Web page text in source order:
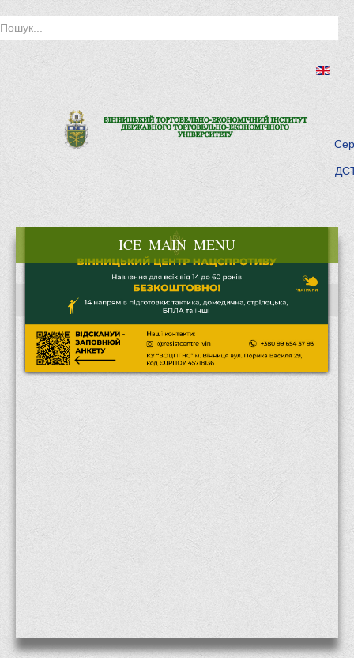
ICE_MAIN_MENU
Історія інституту
Інститут сьогодні
Місія та цілі
Публічна інформація
Заходи запобігання протиправним діям
Антикорупційні заходи
Протидія тероризму та насиллю
Як розпізнати глорифікацію збройної агресії РФ проти
України та протистояти їй?
Правила поведінки у разі виявлення вибухонебезпечних
Протидія торгівлі людьми